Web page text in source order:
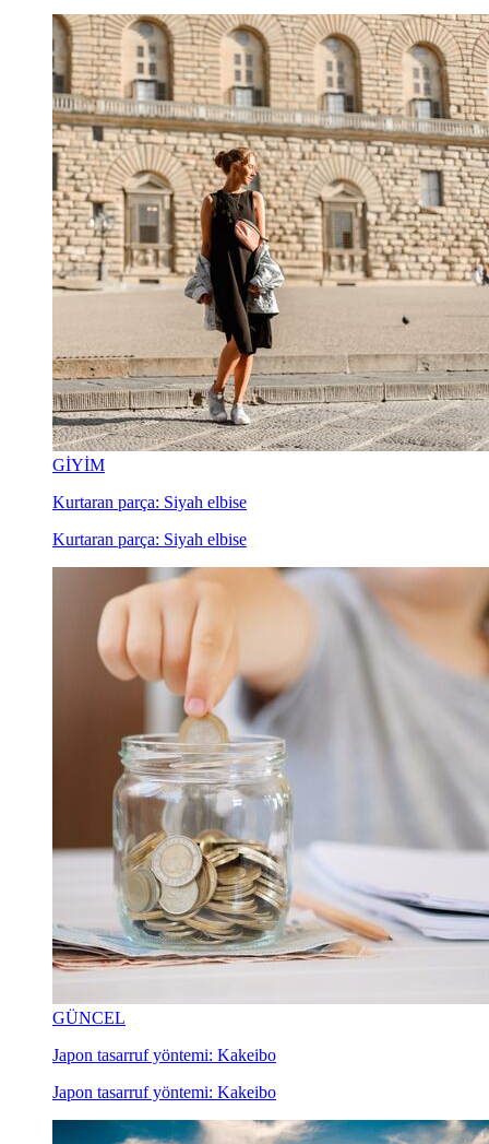
GİYİM
Kurtaran parça: Siyah elbise
Kurtaran parça: Siyah elbise
GÜNCEL
Japon tasarruf yöntemi: Kakeibo
Japon tasarruf yöntemi: Kakeibo